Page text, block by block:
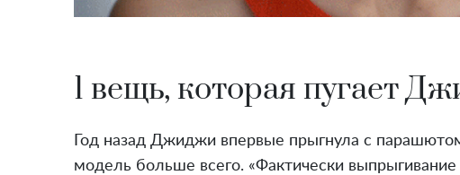
1 вещь, которая пугает
Год назад Джиджи впервые прыгнула с
модель больше всего. «Фактически